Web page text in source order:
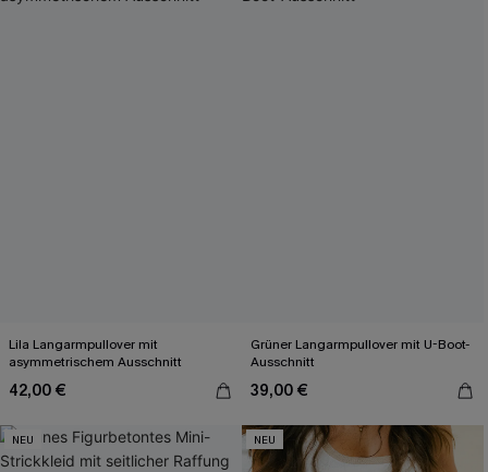
Lila Langarmpullover mit
asymmetrischem Ausschnitt
42,00 €
Grüner Langarmpullover mit U-Boot-
Ausschnitt
39,00 €
NEU NEU